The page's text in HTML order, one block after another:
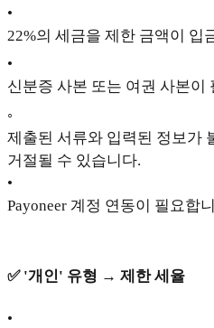
•
22%의 세금을 제한 금액이 입
•
신분증 사본 또는 여권 사본이
◦
제출된 서류와 입력된 정보가
거절될 수 있습니다.
•
Payoneer 계정 연동이 필요합
✅ '개인' 유형 → 제한 세율
•